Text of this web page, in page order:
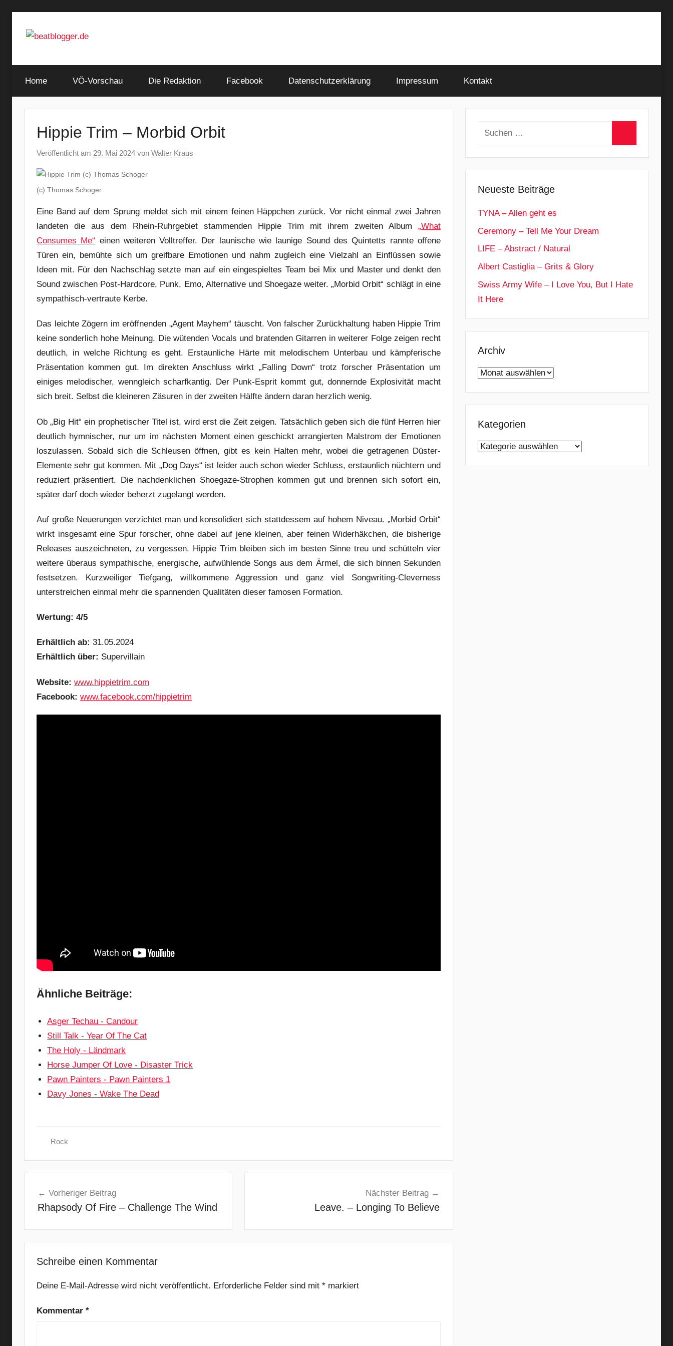
Inhalt
beatblogger.de
and
the
Home VÖ-Vorschau Die Redaktion Facebook Datenschutzerklärung Impressum Kontakt
Hippie Trim – Morbid Orbit
Veröffentlicht am 29. Mai 2024 von Walter Kraus
(c) Thomas Schoger
Eine Band auf dem Sprung meldet sich mit einem feinen Häppchen zurück. Vor nicht einmal zwei Jahren
landeten die aus dem Rhein-Ruhrgebiet stammenden Hippie Trim mit ihrem zweiten Album „What
Consumes Me“ einen weiteren Volltreffer. Der launische wie launige Sound des Quintetts rannte offene
Türen ein, bemühte sich um greifbare Emotionen und nahm zugleich eine Vielzahl an Einflüssen sowie
Ideen mit. Für den Nachschlag setzte man auf ein eingespieltes Team bei Mix und Master und denkt den
Sound zwischen Post-Hardcore, Punk, Emo, Alternative und Shoegaze weiter. „Morbid Orbit“ schlägt in eine
sympathisch-vertraute Kerbe.
Das leichte Zögern im eröffnenden „Agent Mayhem“ täuscht. Von falscher Zurückhaltung haben Hippie Trim
keine sonderlich hohe Meinung. Die wütenden Vocals und bratenden Gitarren in weiterer Folge zeigen recht
deutlich, in welche Richtung es geht. Erstaunliche Härte mit melodischem Unterbau und kämpferische
Präsentation kommen gut. Im direkten Anschluss wirkt „Falling Down“ trotz forscher Präsentation um
einiges melodischer, wenngleich scharfkantig. Der Punk-Esprit kommt gut, donnernde Explosivität macht
sich breit. Selbst die kleineren Zäsuren in der zweiten Hälfte ändern daran herzlich wenig.
Ob „Big Hit“ ein prophetischer Titel ist, wird erst die Zeit zeigen. Tatsächlich geben sich die fünf Herren hier
deutlich hymnischer, nur um im nächsten Moment einen geschickt arrangierten Malstrom der Emotionen
loszulassen. Sobald sich die Schleusen öffnen, gibt es kein Halten mehr, wobei die getragenen Düster-
Elemente sehr gut kommen. Mit „Dog Days“ ist leider auch schon wieder Schluss, erstaunlich nüchtern und
reduziert präsentiert. Die nachdenklichen Shoegaze-Strophen kommen gut und brennen sich sofort ein,
später darf doch wieder beherzt zugelangt werden.
Auf große Neuerungen verzichtet man und konsolidiert sich stattdessem auf hohem Niveau. „Morbid Orbit“
wirkt insgesamt eine Spur forscher, ohne dabei auf jene kleinen, aber feinen Widerhäkchen, die bisherige
Releases auszeichneten, zu vergessen. Hippie Trim bleiben sich im besten Sinne treu und schütteln vier
weitere überaus sympathische, energische, aufwühlende Songs aus dem Ärmel, die sich binnen Sekunden
festsetzen. Kurzweiliger Tiefgang, willkommene Aggression und ganz viel Songwriting-Cleverness
unterstreichen einmal mehr die spannenden Qualitäten dieser famosen Formation.
Wertung: 4/5
Erhältlich ab: 31.05.2024
Erhältlich über: Supervillain
Website: www.hippietrim.com
Facebook: www.facebook.com/hippietrim
Ähnliche Beiträge:
Asger Techau - Candour
Still Talk - Year Of The Cat
The Holy - Ländmark
Horse Jumper Of Love - Disaster Trick
Pawn Painters - Pawn Painters 1
Davy Jones - Wake The Dead
Rock
e
n
y
e
,
Vorheriger Beitrag
Rhapsody Of Fire – Challenge The Wind
Nächster Beitrag
Leave. – Longing To Believe
Schreibe einen Kommentar
Deine E-Mail-Adresse wird nicht veröffentlicht. Erforderliche Felder sind mit * markiert
Kommentar *
Suchen
Neueste Beiträge
TYNA – Allen geht es
Ceremony – Tell Me Your Dream
LIFE – Abstract / Natural
Albert Castiglia – Grits & Glory
Swiss Army Wife – I Love You, But I Hate
It Here
Archiv
Archiv
Kategorien
Kategorien